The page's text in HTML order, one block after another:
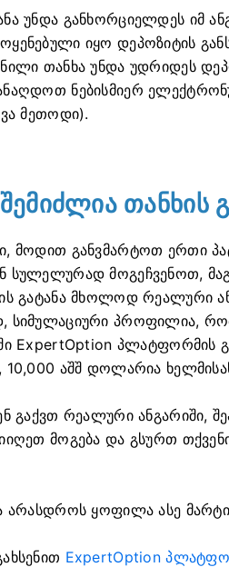
უნდა განხორციელდეს იმ
იყო დეპოზიტის
თანხა უნდა უდრიდეს
ნებისმიერ
მეთოდი).
თანხის
მოდით განვმარტოთ ერთი
სულელურად მოგეჩვენოთ,
გატანა მხოლოდ რეალური
სიმულაციური პროფილია,
ExpertOption პლატფორმის
აშშ დოლარია
გაქვთ რეალური ანგარიში,
მოგება და გსურთ
არასდროს ყოფილა ასე
ExpertOption